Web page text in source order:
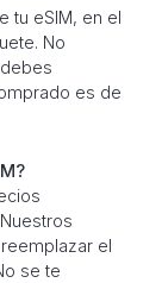
tu eSIM, en el
No
es de
el
se te